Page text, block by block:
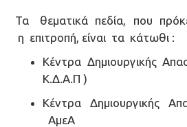
Τα θεματικά πεδία, που
η επιτροπή, είναι τα κάτωθι :
Κέντρα Δημιουργικής
Κ.Δ.Α.Π )
Κέντρα Δημιουργικής
ΑμεΑ